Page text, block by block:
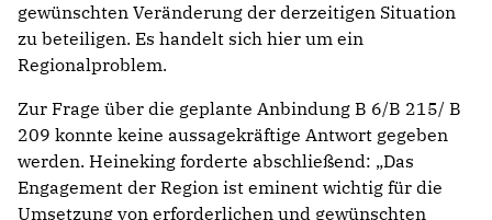
gewünschten Veränderung der derzeitigen Situation
zu beteiligen. Es handelt sich hier um ein
Regionalproblem.
Zur Frage über die geplante Anbindung B 6/B 215/ B
209 konnte keine aussagekräftige Antwort gegeben
werden. Heineking forderte abschließend: „Das
Engagement der Region ist eminent wichtig für die
Umsetzung von erforderlichen und gewünschten